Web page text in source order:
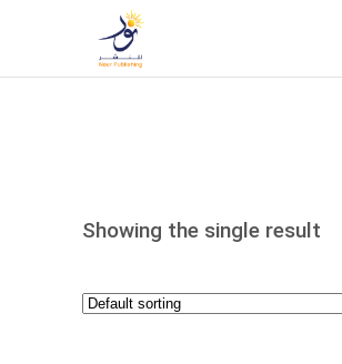
Showing the single result